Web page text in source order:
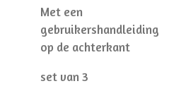
Met een
gebruikershandleiding
op de achterkant
set van 3